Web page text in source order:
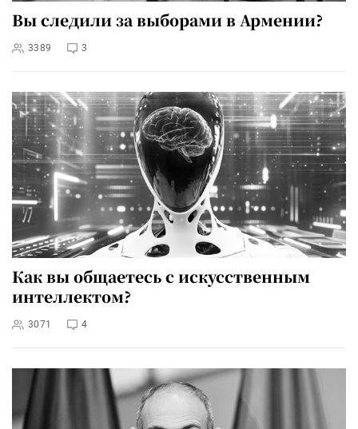
Вы следили за выборами в Армении?
3389 3
Как вы общаетесь с искусственным
интеллектом?
3071 4